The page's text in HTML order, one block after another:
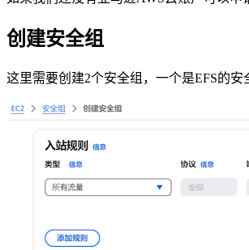
创建安全组
这里需要创建2个安全组，一个是EFS的